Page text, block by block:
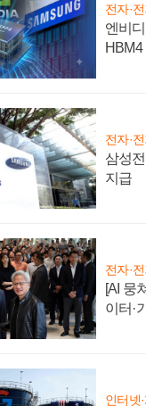
전자·
엔비
전자·
삼성
지급
전자·
[AI 뭉
이터·
인터넷